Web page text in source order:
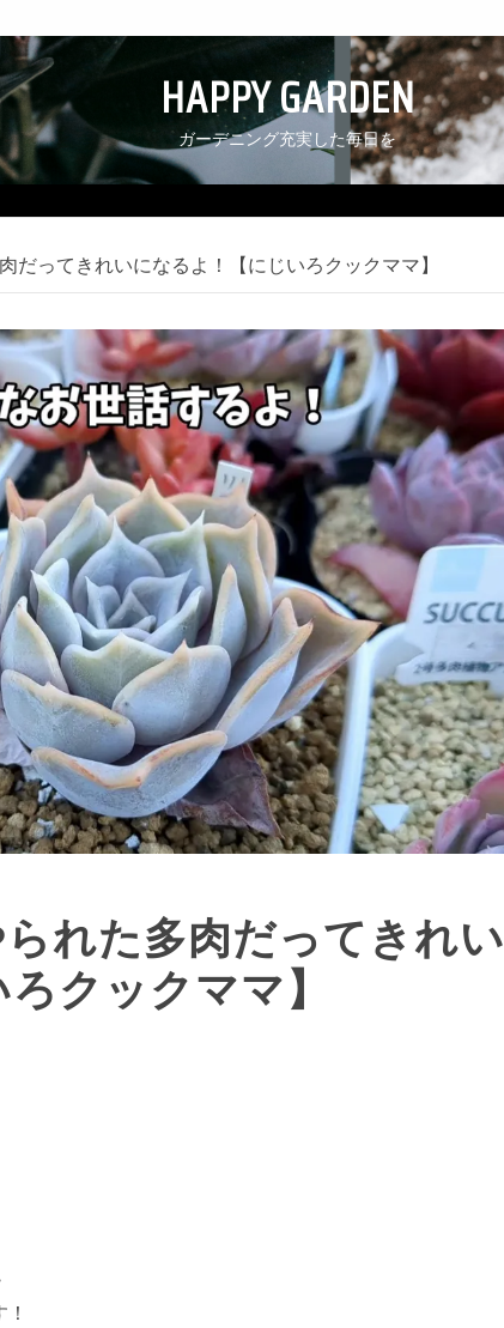
HAPPY GARDEN
ガーデニング充実した毎日を
だってきれいになるよ！【にじいろクックママ】
られた多肉だってきれい
クックママ】